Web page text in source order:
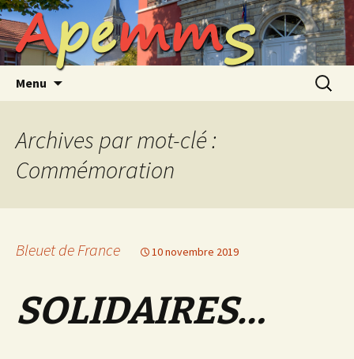
Aller
au
contenu
ApemmS
Menu
Archives par mot-clé :
Commémoration
Bleuet de France 10 novembre 2019
SOLIDAIRES…